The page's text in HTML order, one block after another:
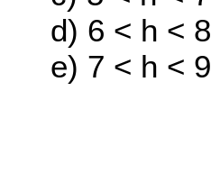
d) 6 < h < 8
e) 7 < h < 9